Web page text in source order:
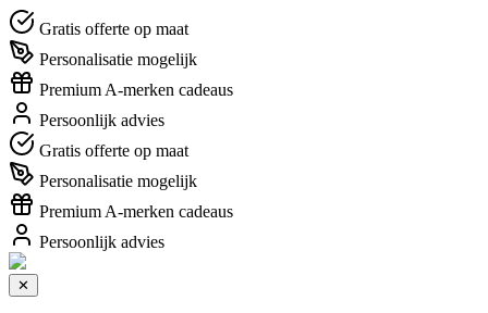
Gratis offerte op maat
Personalisatie mogelijk
Premium A-merken cadeaus
Persoonlijk advies
Gratis offerte op maat
Personalisatie mogelijk
Premium A-merken cadeaus
Persoonlijk advies
✕